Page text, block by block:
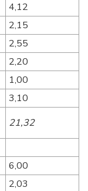
4,12
2,15
2,55
2,20
1,00
3,10
21,32
6,00
2,03